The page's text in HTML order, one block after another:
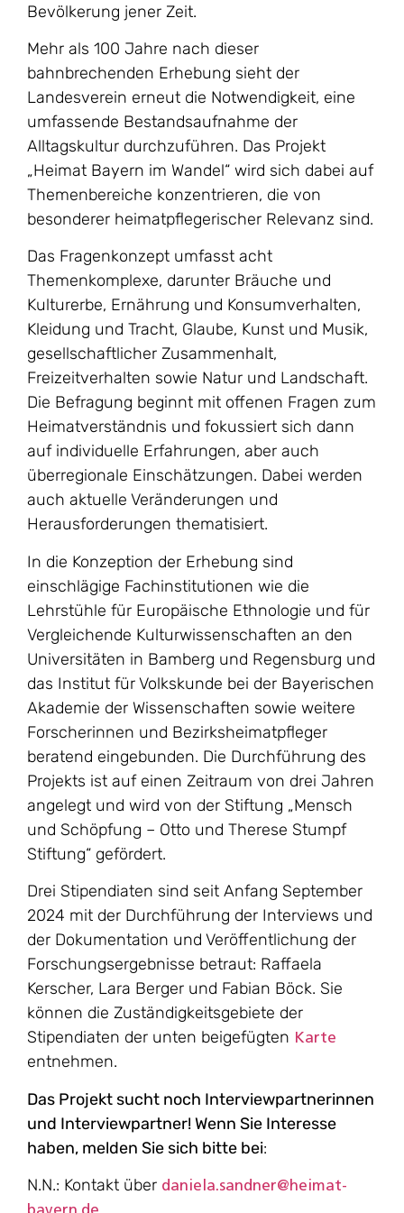
Bevölkerung jener Zeit.
Mehr als 100 Jahre nach dieser
bahnbrechenden Erhebung sieht der
Landesverein erneut die Notwendigkeit, eine
umfassende Bestandsaufnahme der
Alltagskultur durchzuführen. Das Projekt
„Heimat Bayern im Wandel“ wird sich dabei auf
Themenbereiche konzentrieren, die von
besonderer heimatpflegerischer Relevanz sind.
Das Fragenkonzept umfasst acht
Themenkomplexe, darunter Bräuche und
Kulturerbe, Ernährung und Konsumverhalten,
Kleidung und Tracht, Glaube, Kunst und Musik,
gesellschaftlicher Zusammenhalt,
Freizeitverhalten sowie Natur und Landschaft.
Die Befragung beginnt mit offenen Fragen zum
Heimatverständnis und fokussiert sich dann
auf individuelle Erfahrungen, aber auch
überregionale Einschätzungen. Dabei werden
auch aktuelle Veränderungen und
Herausforderungen thematisiert.
In die Konzeption der Erhebung sind
einschlägige Fachinstitutionen wie die
Lehrstühle für Europäische Ethnologie und für
Vergleichende Kulturwissenschaften an den
Universitäten in Bamberg und Regensburg und
das Institut für Volkskunde bei der Bayerischen
Akademie der Wissenschaften sowie weitere
Forscherinnen und Bezirksheimatpfleger
beratend eingebunden. Die Durchführung des
Projekts ist auf einen Zeitraum von drei Jahren
angelegt und wird von der Stiftung „Mensch
und Schöpfung – Otto und Therese Stumpf
Stiftung“ gefördert.
Drei Stipendiaten sind seit Anfang September
2024 mit der Durchführung der Interviews und
der Dokumentation und Veröffentlichung der
Forschungsergebnisse betraut: Raffaela
Kerscher, Lara Berger und Fabian Böck. Sie
können die Zuständigkeitsgebiete der
Stipendiaten der unten beigefügten Karte
entnehmen.
Das Projekt sucht noch Interviewpartnerinnen
und Interviewpartner! Wenn Sie Interesse
haben, melden Sie sich bitte bei:
N.N.: Kontakt über daniela.sandner@heimat-